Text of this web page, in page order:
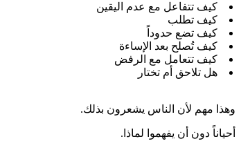
كيف تتفاعل مع عدم اليقين
كيف تطلب
كيف تضع حدوداً
كيف تُصلح بعد الإساءة
كيف تتعامل مع الرفض
هل تلاحق أم تختار
وهذا مهم لأن الناس يشعرون بذلك.
أحياناً دون أن يفهموا لماذا.